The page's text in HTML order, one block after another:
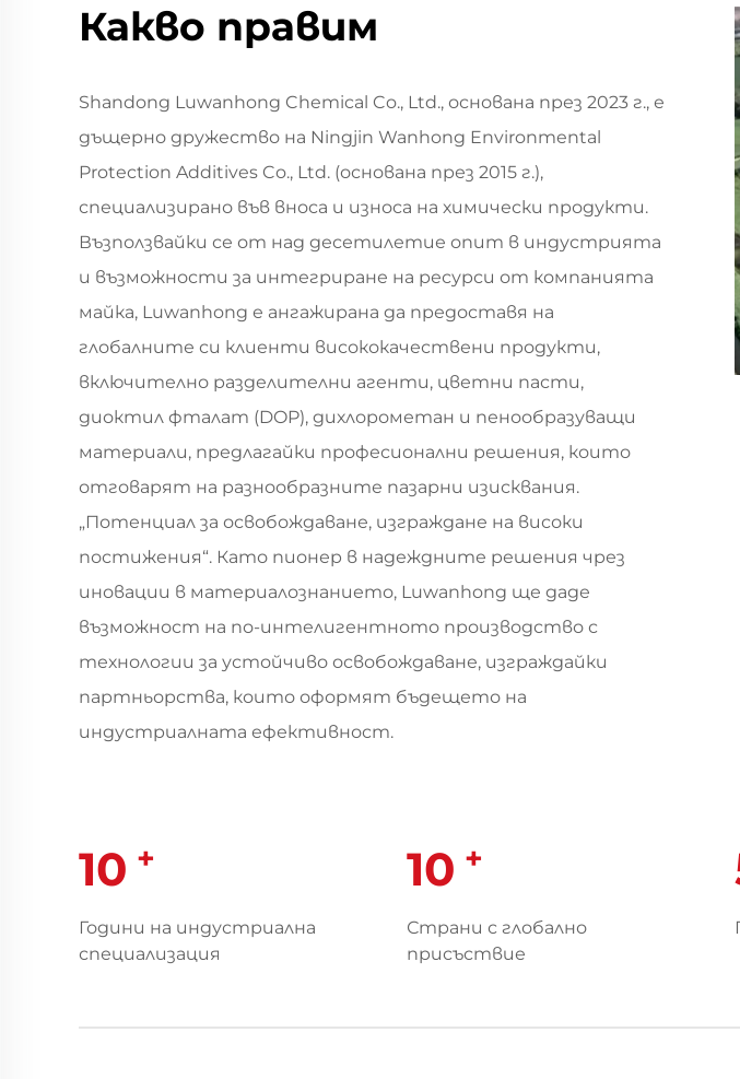
Какво правим
Shandong Luwanhong Chemical Co., Ltd., основана през 2023 г., е
дъщерно дружество на Ningjin Wanhong Environmental
Protection Additives Co., Ltd. (основана през 2015 г.),
специализирано във вноса и износа на химически продукти.
Възползвайки се от над десетилетие опит в индустрията
и възможности за интегриране на ресурси от компанията
майка, Luwanhong е ангажирана да предоставя на
глобалните си клиенти висококачествени продукти,
включително разделителни агенти, цветни пасти,
диоктил фталат (DOP), дихлорометан и пенообразуващи
материали, предлагайки професионални решения, които
отговарят на разнообразните пазарни изисквания.
„Потенциал за освобождаване, изграждане на високи
постижения“. Като пионер в надеждните решения чрез
иновации в материалознанието, Luwanhong ще даде
възможност на по-интелигентното производство с
технологии за устойчиво освобождаване, изграждайки
партньорства, които оформят бъдещето на
индустриалната ефективност.
10 +
Години на индустриална
специализация
10 +
Страни с глобално
присъствие